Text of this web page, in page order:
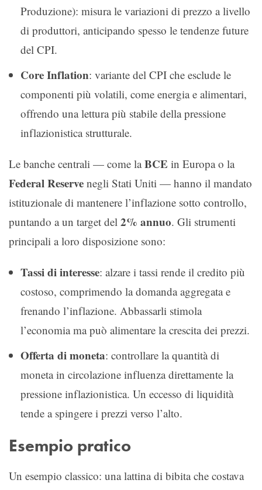
Produzione): misura le variazioni di prezzo a livello
di produttori, anticipando spesso le tendenze future
del CPI.
Core Inflation: variante del CPI che esclude le
componenti più volatili, come energia e alimentari,
offrendo una lettura più stabile della pressione
inflazionistica strutturale.
Le banche centrali — come laBCE in Europa o la
Federal Reserve negli Stati Uniti — hanno il mandato
istituzionale di mantenere l’inflazione sotto controllo,
puntando a un target del 2% annuo. Gli strumenti
principali a loro disposizione sono:
Tassi di interesse: alzare i tassi rende il credito più
costoso, comprimendo la domanda aggregata e
frenando l’inflazione. Abbassarli stimola
l’economia ma può alimentare la crescita dei prezzi.
Offerta di moneta: controllare la quantità di
moneta in circolazione influenza direttamente la
pressione inflazionistica. Un eccesso di liquidità
tende a spingere i prezzi verso l’alto.
Esempio pratico
Un esempio classico: una lattina di bibita che costava